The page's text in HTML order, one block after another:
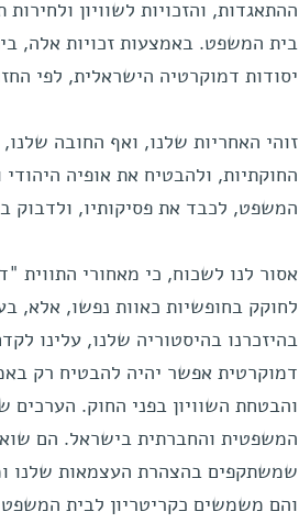
ההתאגדות, והזכויות לשוויון
בית המשפט. באמצעות זכויות אלה,
יסודות דמוקרטיה הישראלית, לפי
זוהי האחריות שלנו, ואף החובה
החוקתיות, ולהבטיח את אופיה
המשפט, לכבד את פסיקותיו, ולדבוק
אסור לנו לשכוח, כי מאחורי התווית
לחוקק בחופשיות כאוות נפשו, אלא,
בהיזכרנו בהיסטוריה שלנו, עלינו
דמוקרטית אפשר יהיה להבטיח רק
והבטחת השוויון בפני החוק.
המשפטית והחברתית בישראל. הם
שמשתקפים בהצהרת העצמאות שלנו
והם משמשים כקריטריון לבית